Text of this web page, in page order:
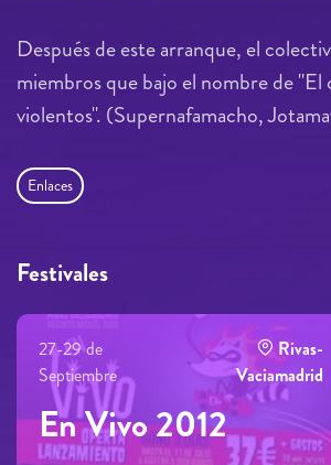
Después de este arranque, el
miembros que bajo el nombre de "El
violentos". (Supernafamacho,
Enlaces
Festivales
27-29 de
Septiembre
Rivas-
Vaciamadrid
En Vivo 2012